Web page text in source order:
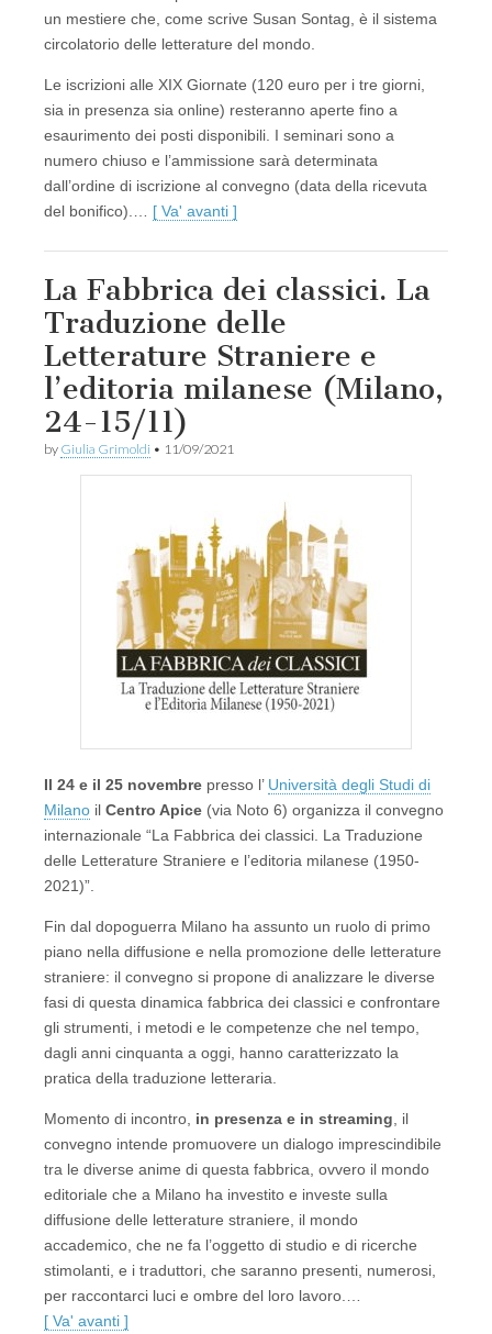
un mestiere che, come scrive Susan Sontag, è il sistema
circolatorio delle letterature del mondo.
Le iscrizioni alle XIX Giornate (120 euro per i tre giorni,
sia in presenza sia online) resteranno aperte fino a
esaurimento dei posti disponibili. I seminari sono a
numero chiuso e l’ammissione sarà determinata
dall’ordine di iscrizione al convegno (data della ricevuta
del bonifico).… [ Va' avanti ]
La Fabbrica dei classici. La
Traduzione delle
Letterature Straniere e
l’editoria milanese (Milano,
24-15/11)
by Giulia Grimoldi • 11/09/2021
Il 24 e il 25 novembre presso l’ Università degli Studi di
Milano il Centro Apice (via Noto 6) organizza il convegno
internazionale “La Fabbrica dei classici. La Traduzione
delle Letterature Straniere e l’editoria milanese (1950-
2021)”.
Fin dal dopoguerra Milano ha assunto un ruolo di primo
piano nella diffusione e nella promozione delle letterature
straniere: il convegno si propone di analizzare le diverse
fasi di questa dinamica fabbrica dei classici e confrontare
gli strumenti, i metodi e le competenze che nel tempo,
dagli anni cinquanta a oggi, hanno caratterizzato la
pratica della traduzione letteraria.
Momento di incontro, in presenza e in streaming , il
convegno intende promuovere un dialogo imprescindibile
tra le diverse anime di questa fabbrica, ovvero il mondo
editoriale che a Milano ha investito e investe sulla
diffusione delle letterature straniere, il mondo
accademico, che ne fa l’oggetto di studio e di ricerche
stimolanti, e i traduttori, che saranno presenti, numerosi,
per raccontarci luci e ombre del loro lavoro.…
[ Va' avanti ]